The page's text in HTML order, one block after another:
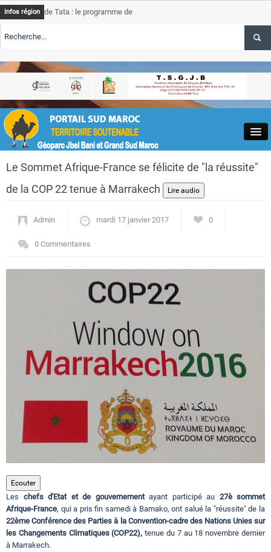
Close
Actualités
Circuits touristiques
Régions
Hotels
Contact
Infos région
de Tata : le programme de rehabilitation post-inondations
TSGJB Tourisme : l’ONMT renforce l’aerien a Dakhla et
Tata
TSGJB Tourisme au Maroc : Transavia renforce les vols Paris-
Le Sommet Afrique-France se félicite de "la réussite"
de la COP 22 tenue à Marrakech
Admin mardi 17 janvier 2017 0
0 Commentaires
Ecouter
Les chefs d'Etat et de gouvernement ayant participé au 27è sommet
Afrique-France, qui a pris fin samedi à Bamako, ont salué la "réussite" de la
22ème Conférence des Parties à la Convention-cadre des Nations Unies sur
les Changements Climatiques (COP22), tenue du 7 au 18 novembre dernier
à Marrakech.